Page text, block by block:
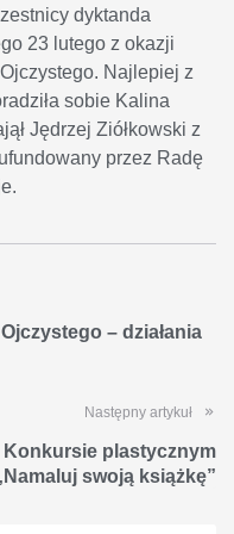
dyktanda
23 lutego z okazji
Najlepiej z
sobie Kalina
Jędrzej Ziółkowski z
przez Radę
– działania
Następny artykuł
Konkursie plastycznym
swoją książkę”